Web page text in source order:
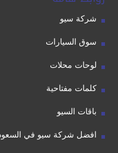
شركة سيو
سوق السيارات
لوحات محلات
كلمات مفتاحية
باقات السيو
افضل شركة سيو في